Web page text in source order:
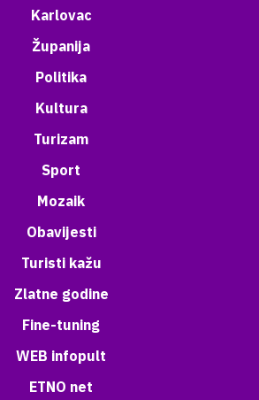
Karlovac
Županija
Politika
Kultura
Turizam
Sport
Mozaik
Obavijesti
Turisti kažu
Zlatne godine
Fine-tuning
WEB infopult
ETNO net